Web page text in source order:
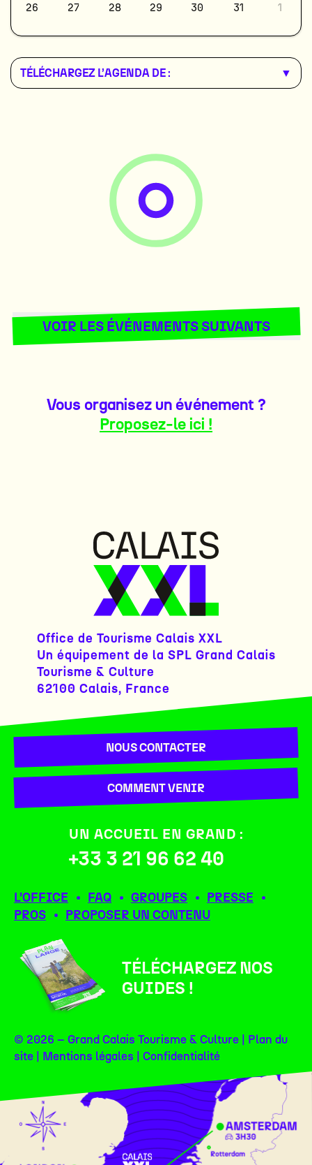
26 27 28 29 30 31 1
TÉLÉCHARGEZ L’AGENDA DE :
VOIR LES ÉVÉNEMENTS SUIVANTS
Vous organisez un événement ?
Proposez-le ici !
Office de Tourisme Calais XXL
Un équipement de la SPL Grand Calais
Tourisme & Culture
62100 Calais, France
NOUS CONTACTER
COMMENT VENIR
UN ACCUEIL EN GRAND :
+33 3 21 96 62 40
L’OFFICE FAQ GROUPES
PRESSE
PROS
PROPOSER UN CONTENU
TÉLÉCHARGEZ NOS
GUIDES !
© 2026 – Grand Calais Tourisme & Culture | Plan du
site
Mentions légales Confidentialité